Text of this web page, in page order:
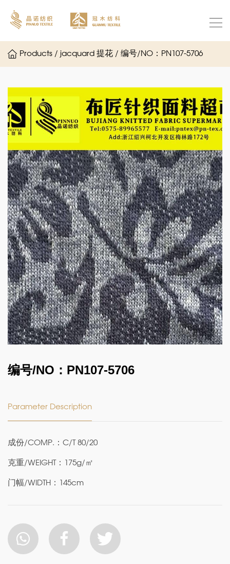
Products / jacquard 提花 / 编号/NO：PN107-5706
编号/NO：PN107-5706
Parameter Description
成份/COMP.：C/T 80/20
克重/WEIGHT：175g/㎡
门幅/WIDTH：145cm